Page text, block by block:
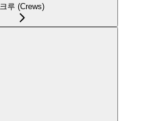
크루 (Crews)